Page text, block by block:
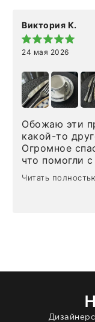
Виктория К.
24 мая 2026
Обожаю эти
какой-то
Огромное
что помогли
доставкой и
была здесь
внутри
Позже
доставили
отвечает
Читать